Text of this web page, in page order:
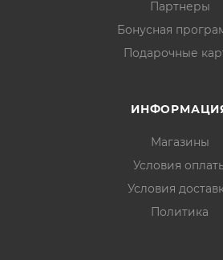
Партнеры
Бонусная
Подарочные
Магазины
Условия
Условия
Политика